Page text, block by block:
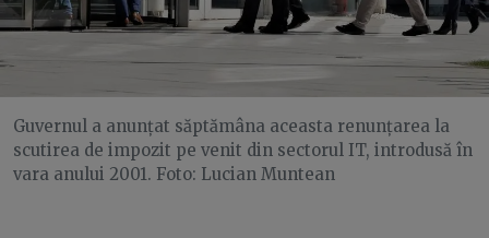
Guvernul a anunțat săptămâna aceasta renunțarea la
scutirea de impozit pe venit din sectorul IT, introdusă în
vara anului 2001. Foto: Lucian Muntean